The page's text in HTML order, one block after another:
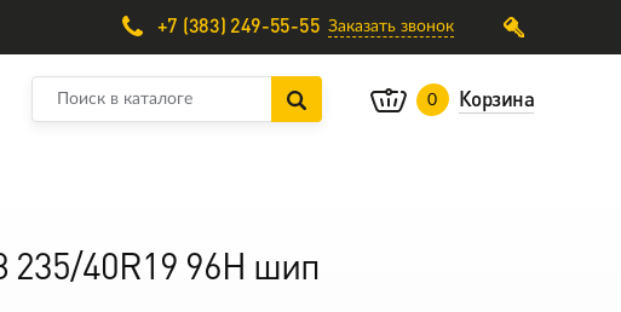
0 Корзина
+7 (383) 249-55-55 Заказать звонок
40R19 96H шип